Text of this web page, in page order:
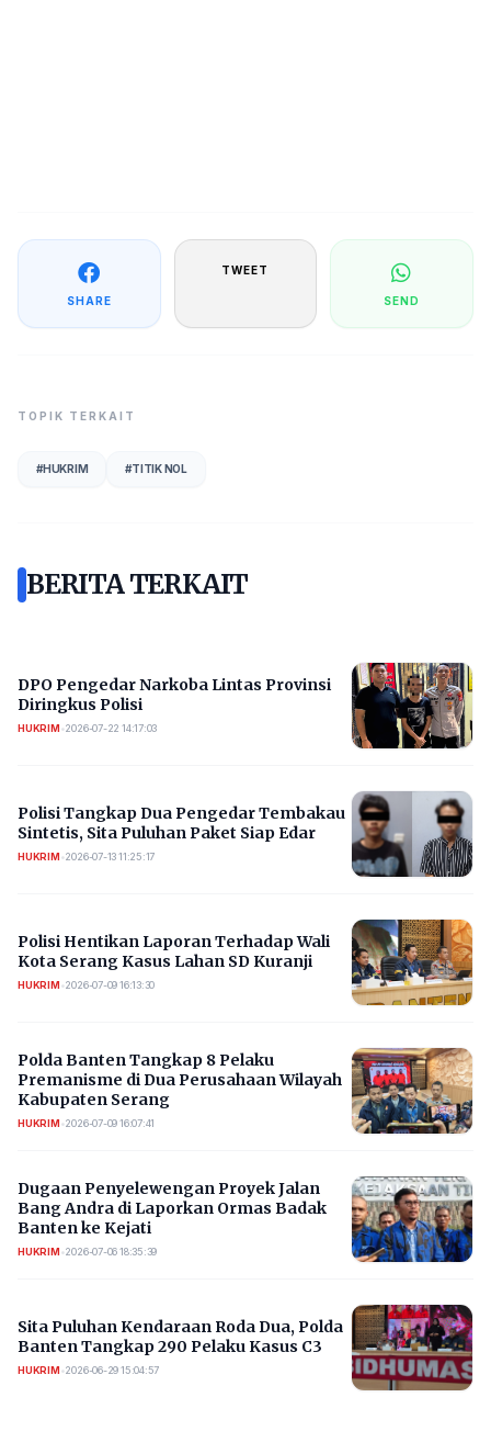
SHARE
TWEET
SEND
TOPIK TERKAIT
#HUKRIM #TITIK NOL
BERITA TERKAIT
DPO Pengedar Narkoba Lintas Provinsi
Diringkus Polisi
HUKRIM•2026-07-22 14:17:03
Polisi Tangkap Dua Pengedar Tembakau
Sintetis, Sita Puluhan Paket Siap Edar
HUKRIM•2026-07-13 11:25:17
Polisi Hentikan Laporan Terhadap Wali
Kota Serang Kasus Lahan SD Kuranji
HUKRIM•2026-07-09 16:13:30
Polda Banten Tangkap 8 Pelaku
Premanisme di Dua Perusahaan Wilayah
Kabupaten Serang
HUKRIM•2026-07-09 16:07:41
Dugaan Penyelewengan Proyek Jalan
Bang Andra di Laporkan Ormas Badak
Banten ke Kejati
HUKRIM•2026-07-06 18:35:39
Sita Puluhan Kendaraan Roda Dua, Polda
Banten Tangkap 290 Pelaku Kasus C3
HUKRIM•2026-06-29 15:04:57